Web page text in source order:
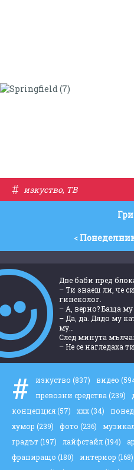
# изкуство, ТВ
<
Две баби пред
– Ти знаеш ли, че
гинеколог.
– А, верно? Баща
– Да, да. Дядо му
му…
След минута
– Не се нагледаха
# изкуство (837) видео
превозни средства (239)
концепция(57) ххх(34)
хумор (239) фото (236)
градът(197) лайфстайл(194)
фрапиращо (180) интериор (168)